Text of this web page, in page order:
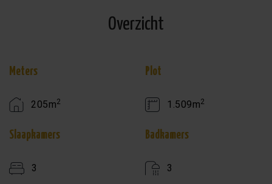
Overzicht
Meters
205m2
Plot
1.509m2
Slaapkamers
3
Badkamers
3